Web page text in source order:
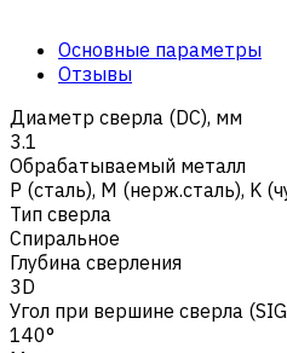
Основные параметры
Отзывы
Диаметр сверла (DC), мм
3.1
Обрабатываемый металл
Р (сталь), M (нерж.сталь), K
Тип сверла
Спиральное
Глубина сверления
3D
Угол при вершине сверла
140°